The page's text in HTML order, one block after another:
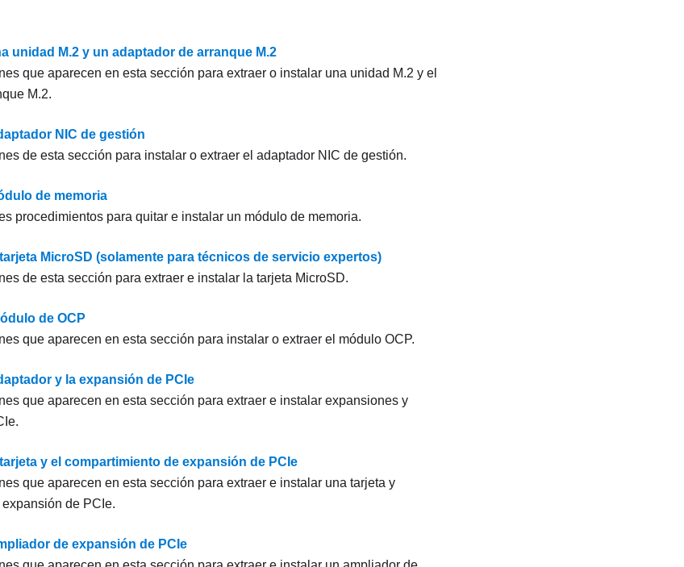
unidad M.2 y un adaptador de arranque M.2
que aparecen en esta sección para extraer o instalar una unidad M.2 y el
M.2.
NIC de gestión
de esta sección para instalar o extraer el adaptador NIC de gestión.
de memoria
procedimientos para quitar e instalar un módulo de memoria.
MicroSD (solamente para técnicos de servicio expertos)
de esta sección para extraer e instalar la tarjeta MicroSD.
de OCP
que aparecen en esta sección para instalar o extraer el módulo OCP.
y la expansión de PCIe
que aparecen en esta sección para extraer e instalar expansiones y
y el compartimiento de expansión de PCIe
que aparecen en esta sección para extraer e instalar una tarjeta y
de PCIe.
de expansión de PCIe